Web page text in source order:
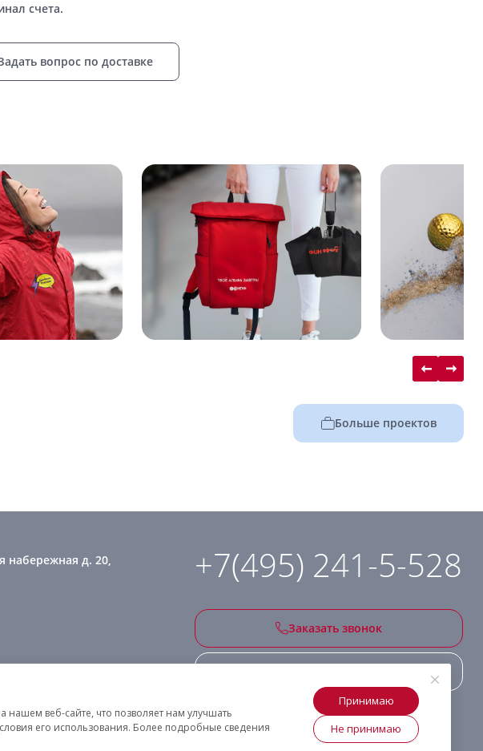
счета.
вопрос по доставке
Больше проектов
набережная д. 20,
+7(495) 241-5-528
Заказать звонок
веб-сайте, что позволяет нам улучшать
его использования. Более подробные сведения
Принимаю
Не принимаю